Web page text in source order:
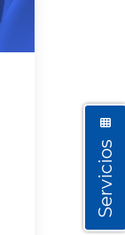
Servicios